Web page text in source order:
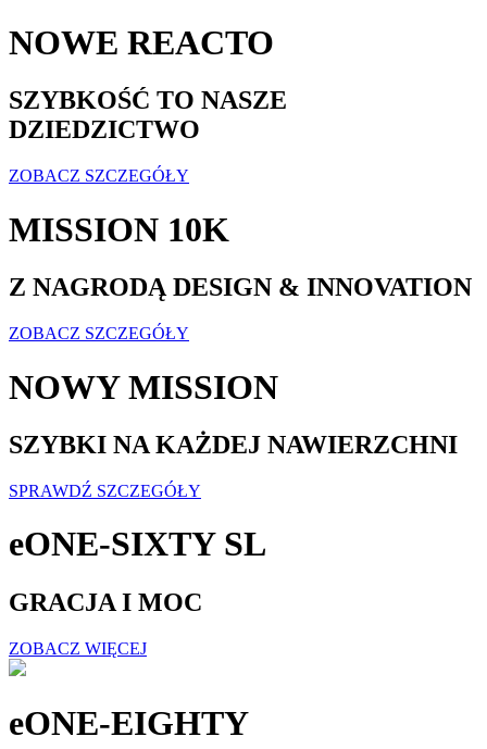
NOWE REACTO
SZYBKOŚĆ TO NASZE
DZIEDZICTWO
ZOBACZ SZCZEGÓŁY
MISSION 10K
Z NAGRODĄ DESIGN & INNOVATION
ZOBACZ SZCZEGÓŁY
NOWY MISSION
SZYBKI NA KAŻDEJ NAWIERZCHNI
SPRAWDŹ SZCZEGÓŁY
eONE-SIXTY SL
GRACJA I MOC
ZOBACZ WIĘCEJ
eONE-EIGHTY